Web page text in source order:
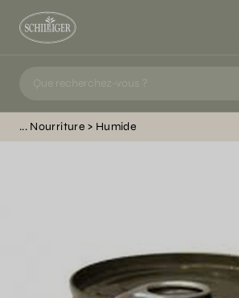
Nourriture Humide